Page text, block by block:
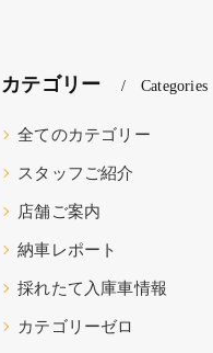
カテゴリー Categories
全てのカテゴリー
スタッフご紹介
店舗ご案内
納車レポート
採れたて入庫車情報
カテゴリーゼロ